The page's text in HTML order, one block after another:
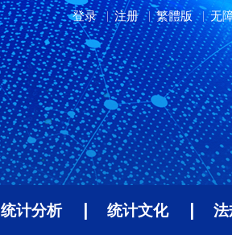
登录 注册 繁體版 无
统计分析 统计文化 法